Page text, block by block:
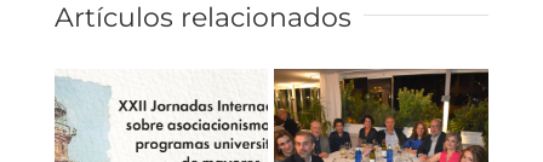
Artículos relacionados